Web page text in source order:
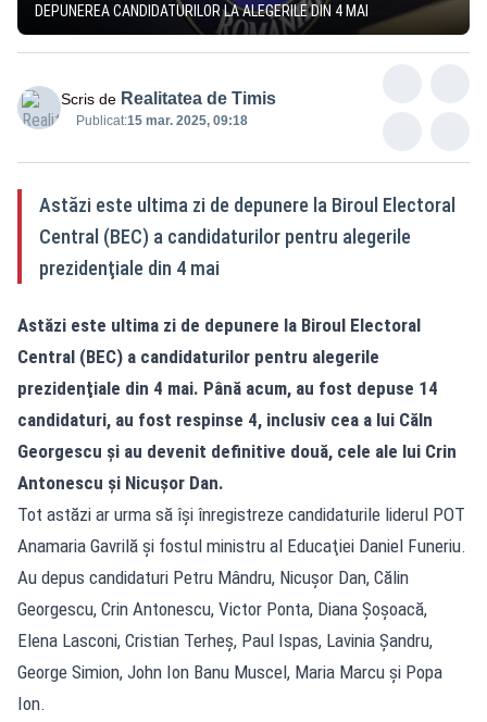
DEPUNEREA CANDIDATURILOR LA ALEGERILE DIN 4 MAI
Scris de Realitatea de Timis
Publicat:15 mar. 2025, 09:18
Astăzi este ultima zi de depunere la Biroul Electoral
Central (BEC) a candidaturilor pentru alegerile
prezidenţiale din 4 mai
Astăzi este ultima zi de depunere la Biroul Electoral
Central (BEC) a candidaturilor pentru alegerile
prezidenţiale din 4 mai. Până acum, au fost depuse 14
candidaturi, au fost respinse 4, inclusiv cea a lui Căln
Georgescu şi au devenit definitive două, cele ale lui Crin
Antonescu şi Nicuşor Dan.
Tot astăzi ar urma să îşi înregistreze candidaturile liderul POT
Anamaria Gavrilă şi fostul ministru al Educaţiei Daniel Funeriu.
Au depus candidaturi Petru Mândru, Nicuşor Dan, Călin
Georgescu, Crin Antonescu, Victor Ponta, Diana Şoşoacă,
Elena Lasconi, Cristian Terheş, Paul Ispas, Lavinia Şandru,
George Simion, John Ion Banu Muscel, Maria Marcu şi Popa
Ion.